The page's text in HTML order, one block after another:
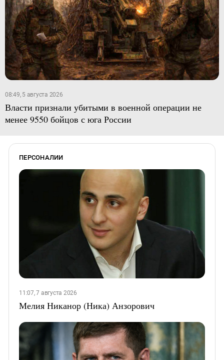
08:49, 5 августа 2026
Власти признали убитыми в военной операции не
менее 9550 бойцов с юга России
ПЕРСОНАЛИИ
11:07, 7 августа 2026
Мелия Никанор (Ника) Анзорович